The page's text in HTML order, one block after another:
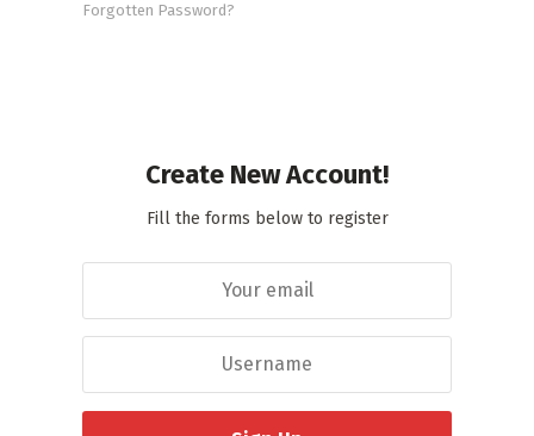
Forgotten Password?
Create New Account!
Fill the forms below to register